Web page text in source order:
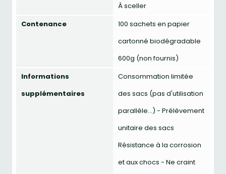
À sceller
Contenance
100 sachets en papier
cartonné biodégradable
600g (non fournis)
Informations
supplémentaires
Consommation limitée
des sacs (pas d'utilisation
parallèle...) - Prélèvement
unitaire des sacs
Résistance à la corrosion
et aux chocs - Ne craint